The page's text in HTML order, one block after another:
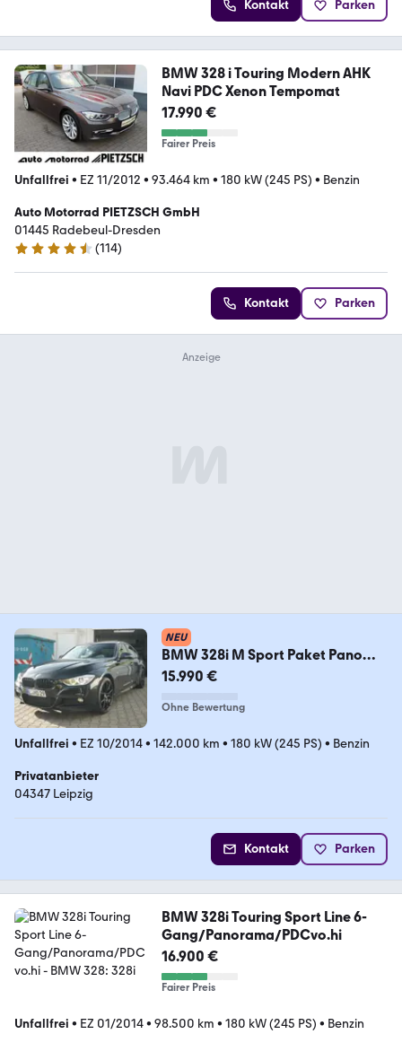
Kontakt Parken
BMW 328 i Touring Modern AHK
Navi PDC Xenon Tempomat
17.990 €
Fairer Preis
Unfallfrei • EZ 11/2012 • 93.464 km • 180 kW (245 PS) • Benzin
Auto Motorrad PIETZSCH GmbH
01445 Radebeul-Dresden
4.5 Sterne
(114)
Kontakt Parken
NEU
BMW 328i M Sport Paket Pano
HiFi Milltek Abgasanlage
15.990 €
Ohne Bewertung
Unfallfrei • EZ 10/2014• 142.000 km • 180 kW (245 PS) • Benzin
Privatanbieter
04347 Leipzig
Kontakt Parken
BMW 328i Touring Sport Line 6-
Gang/Panorama/PDCvo.hi
16.900 €
Fairer Preis
Unfallfrei • EZ 01/2014• 98.500 km • 180 kW (245 PS) • Benzin